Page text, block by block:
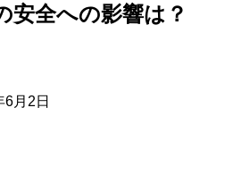
安全への影響は？
6月2日